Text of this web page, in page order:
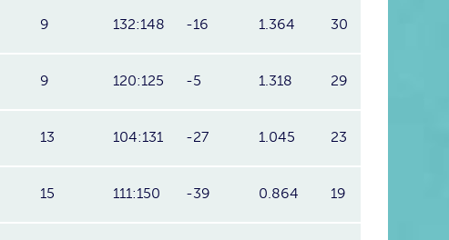
9 132:148 -16 1.364 30
9 120:125 -5 1.318 29
13 104:131 -27 1.045 23
15 111:150 -39 0.864 19